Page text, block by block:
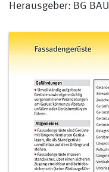
Herausgeber: BG BAU